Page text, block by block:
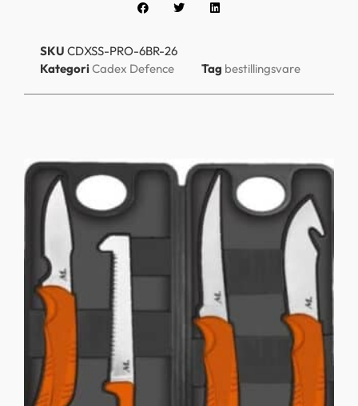
SKU CDXSS-PRO-6BR-26
KategoriCadex Defence Tag bestillingsvare